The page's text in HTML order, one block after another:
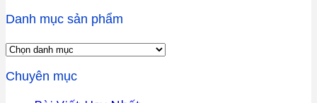
Danh mục sản phẩm
Chuyên mục